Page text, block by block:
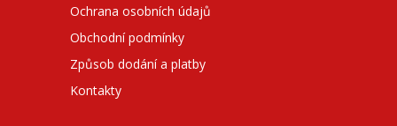
Ochrana osobních údajů
Obchodní podmínky
Způsob dodání a platby
Kontakty